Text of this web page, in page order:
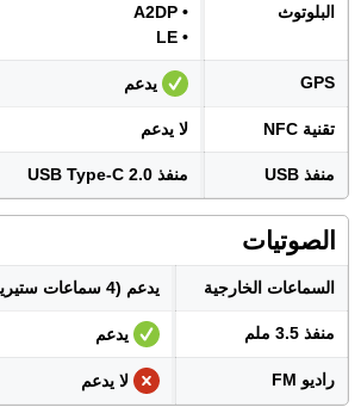
البلوتوث
• A2DP
• LE
GPS يدعم
تقنية NFC لا يدعم
منفذ USB منفذ USB Type-C 2.0
الصوتيات
السماعات الخارجية يدعم (4 سماعات ستيريو)
منفذ 3.5 ملم يدعم
راديو FM لا يدعم